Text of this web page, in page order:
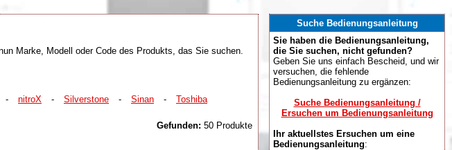
Marke, Modell oder Code des Produkts, das Sie suchen.
- nitroX - Silverstone - Sinan - Toshiba
Gefunden: 50 Produkte
Suche Bedienungsanleitung
Sie haben die Bedienungsanleitung,
die Sie suchen, nicht gefunden?
Geben Sie uns einfach Bescheid, und wir
versuchen, die fehlende
Bedienungsanleitung zu ergänzen:
Suche Bedienungsanleitung /
Ersuchen um Bedienungsanleitung
Ihr aktuellstes Ersuchen um eine
Bedienungsanleitung: